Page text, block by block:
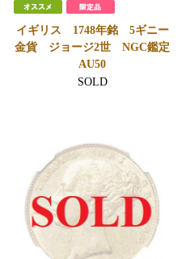
イギリス 1748年銘 5ギニー
金貨 ジョージ2世 NGC鑑定
AU50
SOLD